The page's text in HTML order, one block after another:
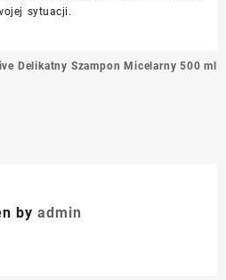
sytuacji.
Delikatny Szampon Micelarny 500 ml
by admin